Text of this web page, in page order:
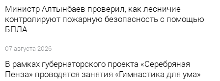
Министр Алтынбаев проверил, как лесничие
контролируют пожарную безопасность с помощью
БПЛА
07 августа 2026
В рамках губернаторского проекта «Серебряная
Пенза» проводятся занятия «Гимнастика для ума»